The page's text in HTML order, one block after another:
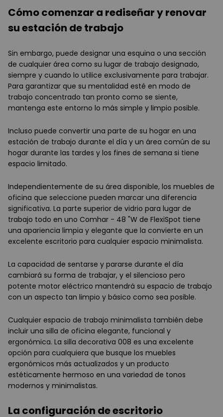
Cómo comenzar a rediseñar y renovar
su estación de trabajo
Sin embargo, puede designar una esquina o una sección
de cualquier área como su lugar de trabajo designado,
siempre y cuando lo utilice exclusivamente para trabajar.
Para garantizar que su mentalidad esté en modo de
trabajo concentrado tan pronto como se siente,
mantenga este entorno lo más simple y limpio posible.
Incluso puede convertir una parte de su hogar en una
estación de trabajo durante el día y un área común de su
hogar durante las tardes y los fines de semana si tiene
espacio limitado.
Independientemente de su área disponible, los muebles de
oficina que seleccione pueden marcar una diferencia
significativa. La parte superior de vidrio para lugar de
trabajo todo en uno Comhar - 48 "W de FlexiSpot tiene
una apariencia limpia y elegante que la convierte en un
excelente escritorio para cualquier espacio minimalista.
La capacidad de sentarse y pararse durante el día
cambiará su forma de trabajar, y el silencioso pero
potente motor eléctrico mantendrá su espacio de trabajo
con un aspecto tan limpio y básico como sea posible.
Cualquier espacio de trabajo minimalista también debe
incluir una silla de oficina elegante, funcional y
ergonómica. La silla decorativa 008 es una excelente
opción para cualquiera que busque los muebles
ergonómicos más actualizados y un producto
estéticamente hermoso en una variedad de tonos
modernos y minimalistas.
La configuración de escritorio